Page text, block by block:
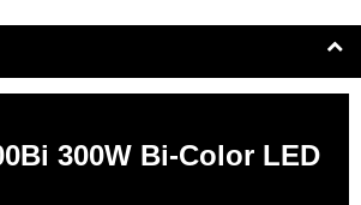
300W Bi-Color LED